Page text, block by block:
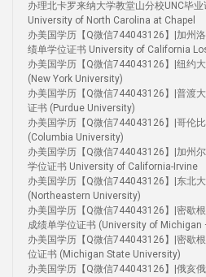
办理北卡罗来纳大学教堂山分校UNC毕
University of North Carolina at Chapel
办美国学历【Q微信744043126】|加州
绩单学位证书 University of California
办美国学历【Q微信744043126】|纽约
(New York University)
办美国学历【Q微信744043126】|普渡
证书 (Purdue University)
办美国学历【Q微信744043126】|哥伦
(Columbia University)
办美国学历【Q微信744043126】|加州
学位证书 University of California-Irvine
办美国学历【Q微信744043126】|东北
(Northeastern University)
办美国学历【Q微信744043126】|密歇
成绩单学位证书 (University of Michigan
办美国学历【Q微信744043126】|密歇
位证书 (Michigan State University)
办美国学历【Q微信744043126】|俄亥